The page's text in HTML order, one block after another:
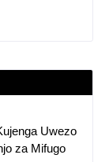
Uwezo
za Mifugo